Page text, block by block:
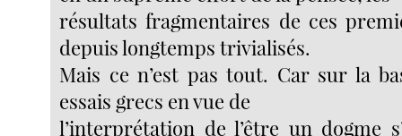
résultats fragmentaires de ces
depuis longtemps trivialisés.
Mais ce n’est pas tout. Car sur la
essais grecs en vue de
l’interprétation de l’être un dogme